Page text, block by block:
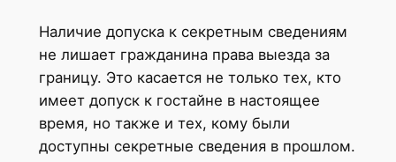
Наличие допуска к секретным сведениям
не лишает гражданина права выезда за
границу. Это касается не только тех, кто
имеет допуск к гостайне в настоящее
время, но также и тех, кому были
доступны секретные сведения в прошлом.